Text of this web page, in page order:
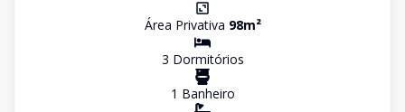
Área Privativa 98m²
3 Dormitórios
1 Banheiro